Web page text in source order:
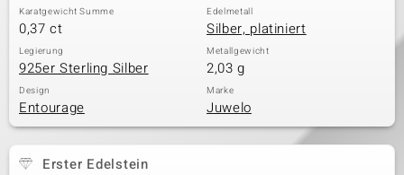
Classics
Karatgewicht Summe
0,37 ct
Edelmetall
Silber, platiniert
Legierung
925er Sterling Silber
Metallgewicht
2,03 g
Design
Entourage
Marke
Juwelo
Erster Edelstein